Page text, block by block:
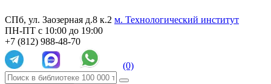
СПб, ул. Заозерная д.8 к.2 м. Технологический институт
ПН-ПТ с 10:00 до 19:00
+7 (812) 988-48-70
(0)